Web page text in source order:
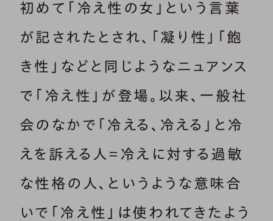
初めて「冷え性の女」という言葉
が記されたとされ、「凝り性」「飽
き性」などと同じようなニュアンス
で「冷え性」が登場。以来、一般社
会のなかで「冷える、冷える」と冷
えを訴える人＝冷えに対する過敏
な性格の人、というような意味合
いで「冷え性」は使われてきたよう